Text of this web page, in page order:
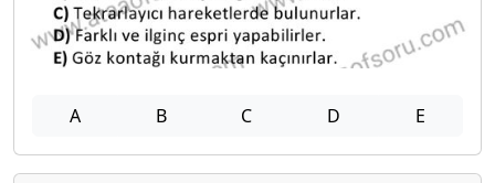
A B C D E